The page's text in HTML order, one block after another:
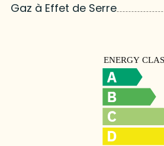
Gaz à Effet de Serre